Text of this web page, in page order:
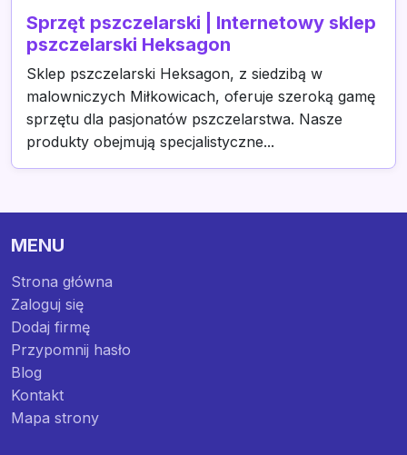
Sprzęt pszczelarski | Internetowy sklep
pszczelarski Heksagon
Sklep pszczelarski Heksagon, z siedzibą w
malowniczych Miłkowicach, oferuje szeroką gamę
sprzętu dla pasjonatów pszczelarstwa. Nasze
produkty obejmują specjalistyczne...
MENU
Strona główna
Zaloguj się
Dodaj firmę
Przypomnij hasło
Blog
Kontakt
Mapa strony